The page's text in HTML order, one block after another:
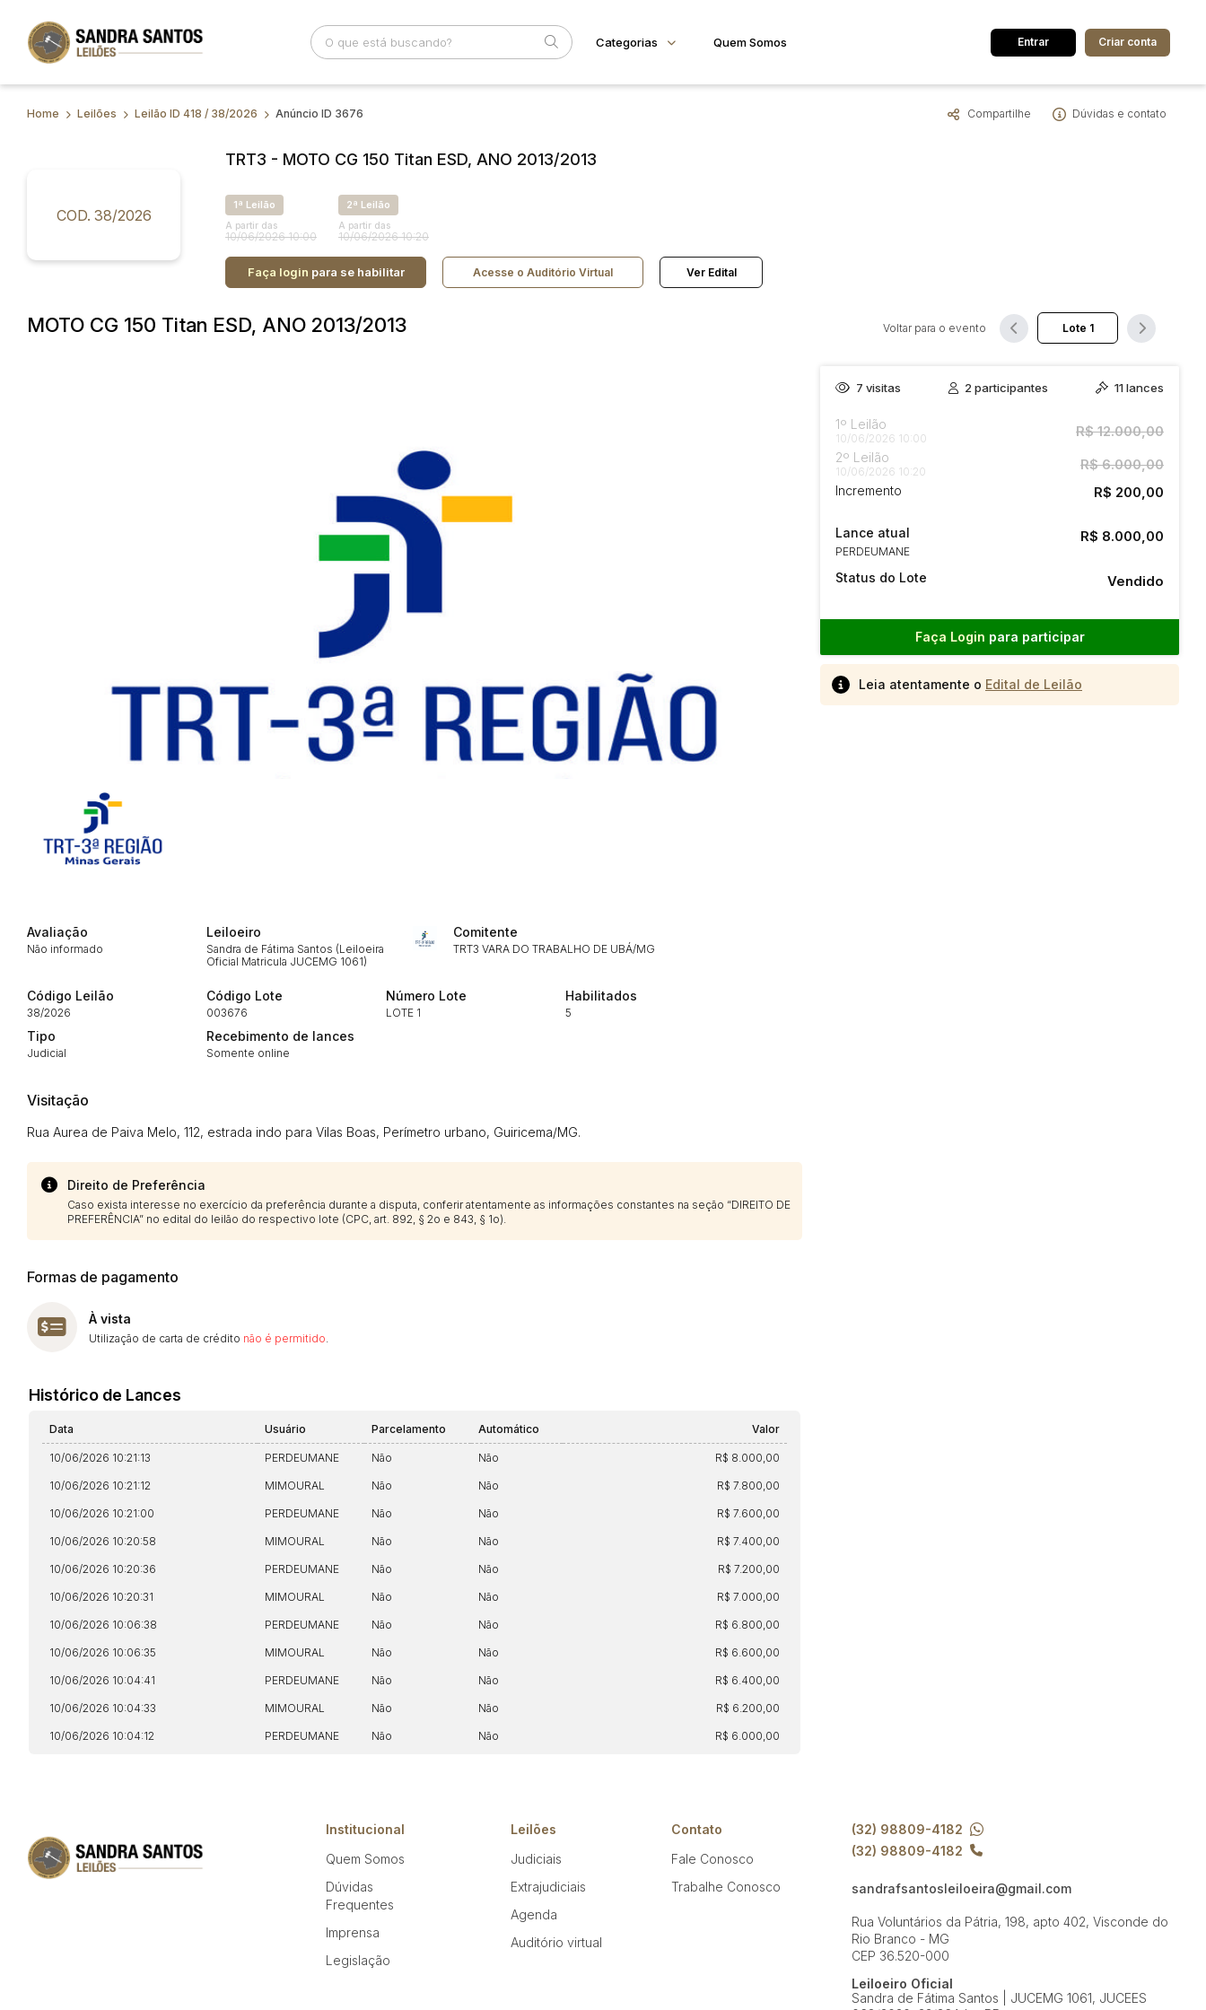
Busca por palavra-chave Categoria Cidade
Categorias
Imóveis
Terreno
Quem Somos Entrar Criar conta
Home Leilões Leilão ID 418 / 38/2026 Anúncio ID 3676 Compartilhe Dúvidas e contato
COD. 38/2026
TRT3 - MOTO CG 150 Titan ESD, ANO 2013/2013
1ª Leilão
A partir das
10/06/2026 10:00
2ª Leilão
A partir das
10/06/2026 10:20
Faça login para se habilitar Acesse o Auditório Virtual Ver Edital
MOTO CG 150 Titan ESD, ANO 2013/2013 Voltar para o evento
7 visitas 2 participantes 11lances
1º Leilão
10/06/2026 10:00 R$ 12.000,00
2º Leilão
10/06/2026 10:20 R$ 6.000,00
Incremento R$ 200,00
Lance atual
PERDEUMANE
R$ 8.000,00
Status do Lote Vendido
Faça Login para participar
Leia atentamente o Edital de Leilão
Avaliação
Não informado
Leiloeiro
Sandra de Fátima Santos (Leiloeira
Oficial Matricula JUCEMG 1061)
Comitente
TRT3 VARA DO TRABALHO DE UBÁ/MG
Código Leilão
38/2026
Código Lote
003676
Número Lote
LOTE 1
Habilitados
5
Tipo
Judicial
Recebimento de lances
Somente online
Visitação
Rua Aurea de Paiva Melo, 112, estrada indo para Vilas Boas, Perímetro urbano, Guiricema/MG.
Direito de Preferência
Caso exista interesse no exercício da preferência durante a disputa, conferir atentamente as informações constantes na seção “DIREITO DE
PREFERÊNCIA” no edital do leilão do respectivo lote (CPC, art. 892, § 2o e 843, § 1o).
Formas de pagamento
À vista
Utilização de carta de crédito não é permitido
Histórico de Lances
Data Usuário Parcelamento Automático Valor
10/06/2026 10:21:13 PERDEUMANE Não Não R$ 8.000,00
10/06/2026 10:21:12 MIMOURAL Não Não R$ 7.800,00
10/06/2026 10:21:00 PERDEUMANE Não Não R$ 7.600,00
10/06/2026 10:20:58 MIMOURAL Não Não R$ 7.400,00
10/06/2026 10:20:36 PERDEUMANE Não Não R$ 7.200,00
10/06/2026 10:20:31 MIMOURAL Não Não R$ 7.000,00
10/06/2026 10:06:38 PERDEUMANE Não Não R$ 6.800,00
10/06/2026 10:06:35 MIMOURAL Não Não R$ 6.600,00
10/06/2026 10:04:41 PERDEUMANE Não Não R$ 6.400,00
10/06/2026 10:04:33 MIMOURAL Não Não R$ 6.200,00
10/06/2026 10:04:12 PERDEUMANE Não Não R$ 6.000,00
14/04/2025 18:43:11
Institucional
Quem Somos
Dúvidas
Frequentes
Imprensa
Legislação
Leilões
Judiciais
Extrajudiciais
Agenda
Auditório virtual
Contato
Fale Conosco
Trabalhe Conosco
(32) 98809-4182
(32) 98809-4182
sandrafsantosleiloeira@gmail.com
Rua Voluntários da Pátria, 198, apto 402, Visconde do
Rio Branco - MG
CEP 36.520-000
Leiloeiro Oficial
Sandra de Fátima Santos | JUCEMG 1061, JUCEES